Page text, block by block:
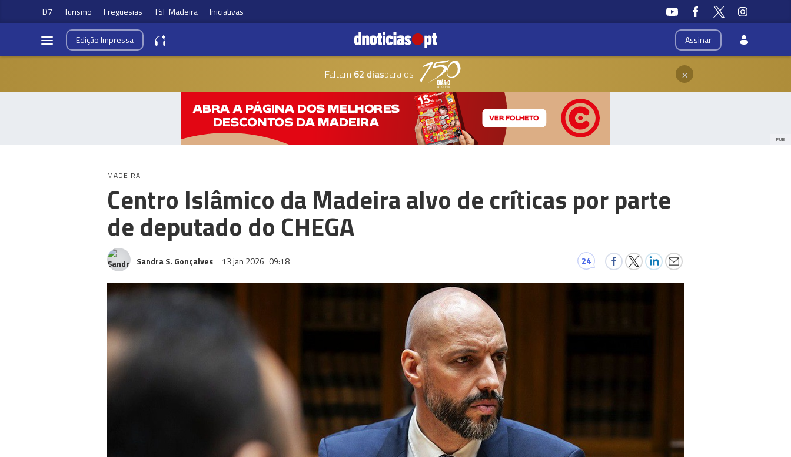
D7 Turismo Freguesias TSF Madeira Iniciativas
Assinar
EdiçãoImpressa
Faltam 62 diaspara os ×
PUB
MADEIRA
Centro Islâmico da Madeira alvo de críticas por parte
de deputado do CHEGA
Sandra S. Gonçalves 13 jan 2026 09:18 24